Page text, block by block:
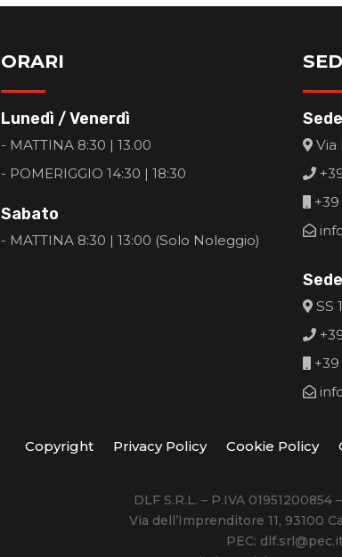
ORARI
Lunedì / Venerdì
- MATTINA 8:30 | 13.00
- POMERIGGIO 14:30 | 18:30
Sabato
- MATTINA 8:30 | 13:00 (Solo Noleggio)
Via
+39
SS
Copyright Privacy Policy Cookie Policy
DLF S.R.L. – P.IVA 01951200854
Via dell’Imprenditore 11, 93100
PEC: